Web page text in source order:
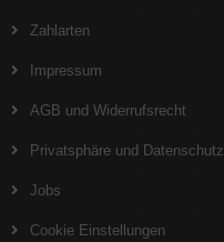
Zahlarten
Impressum
AGB und Widerrufsrecht
Privatsphäre und Datenschutz
Jobs
Cookie Einstellungen